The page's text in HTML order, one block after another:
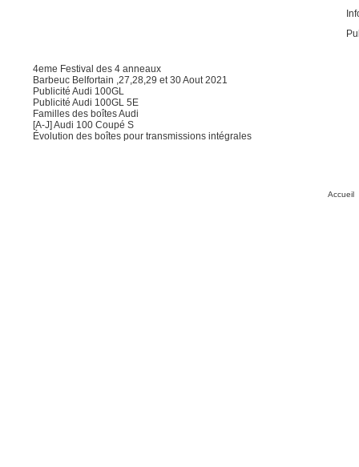
4eme Festival des 4 anneaux
Barbeuc Belfortain ,27,28,29 et 30 Aout 2021
Publicité Audi 100GL
Publicité Audi 100GL 5E
Familles des boîtes Audi
[A-J] Audi 100 Coupé S
Évolution des boîtes pour transmissions intégrales
Accueil